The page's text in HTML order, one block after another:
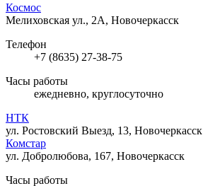
Космос
Мелиховская ул., 2А, Новочеркасск
Телефон
+7 (8635) 27-38-75
Часы работы
ежедневно, круглосуточно
НТК
ул. Ростовский Выезд, 13, Новочеркасск
Комстар
ул. Добролюбова, 167, Новочеркасск
Часы работы